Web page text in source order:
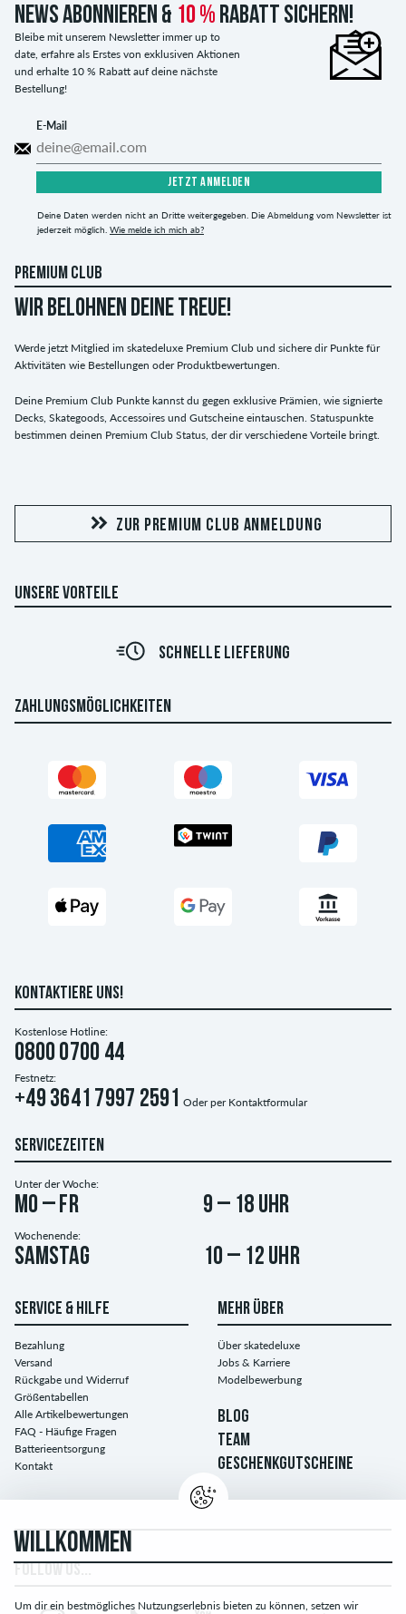
News abonnieren & 10 % Rabatt sichern!
Bleibe mit unserem Newsletter immer up to
date, erfahre als Erstes von exklusiven Aktionen
und erhalte 10 % Rabatt auf deine nächste
Bestellung!
E-Mail
JETZT ANMELDEN
Deine Daten werden nicht an Dritte weitergegeben. Die Abmeldung vom Newsletter ist
jederzeit möglich. Wie melde ich mich ab?
PREMIUM CLUB
WIR BELOHNEN DEINE TREUE!
Werde jetzt Mitglied im skatedeluxe Premium Club und sichere dir Punkte für
Aktivitäten wie Bestellungen oder Produktbewertungen.
Deine Premium Club Punkte kannst du gegen exklusive Prämien, wie signierte
Decks, Skategoods, Accessoires und Gutscheine eintauschen. Statuspunkte
bestimmen deinen Premium Club Status, der dir verschiedene Vorteile bringt.
ZUR PREMIUM CLUB ANMELDUNG
UNSERE VORTEILE
SCHNELLE LIEFERUNG
ZAHLUNGSMÖGLICHKEITEN
KONTAKTIERE UNS!
Kostenlose Hotline:
0800 0700 44
Festnetz:
+49 3641 7997 2591 Oder per Kontaktformular
SERVICEZEITEN
Unter der Woche:
Mo – Fr 9 – 18 Uhr
Wochenende:
Samstag 10 – 12 Uhr
SERVICE & HILFE
Bezahlung
Versand
Rückgabe und Widerruf
Größentabellen
Alle Artikelbewertungen
FAQ - Häufige Fragen
Batterieentsorgung
Kontakt
MEHR ÜBER
Über skatedeluxe
Jobs & Karriere
Modelbewerbung
BLOG
TEAM
GESCHENKGUTSCHEINE
WILLKOMMEN
Um dir ein bestmögliches Nutzungserlebnis bieten zu können, setzen wir